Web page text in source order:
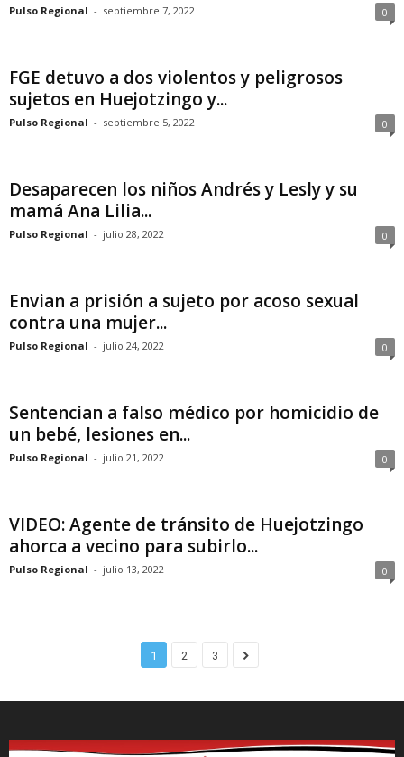
Pulso Regional - septiembre 7, 2022 0
FGE detuvo a dos violentos y peligrosos
sujetos en Huejotzingo y...
Pulso Regional - septiembre 5, 2022 0
Desaparecen los niños Andrés y Lesly y su
mamá Ana Lilia...
Pulso Regional - julio 28, 2022 0
Envian a prisión a sujeto por acoso sexual
contra una mujer...
Pulso Regional - julio 24, 2022 0
Sentencian a falso médico por homicidio de
un bebé, lesiones en...
Pulso Regional - julio 21, 2022 0
VIDEO: Agente de tránsito de Huejotzingo
ahorca a vecino para subirlo...
Pulso Regional - julio 13, 2022 0
1 2 3